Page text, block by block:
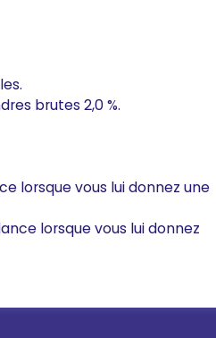
brutes 2,0 %.
lorsque vous lui donnez une
lorsque vous lui donnez